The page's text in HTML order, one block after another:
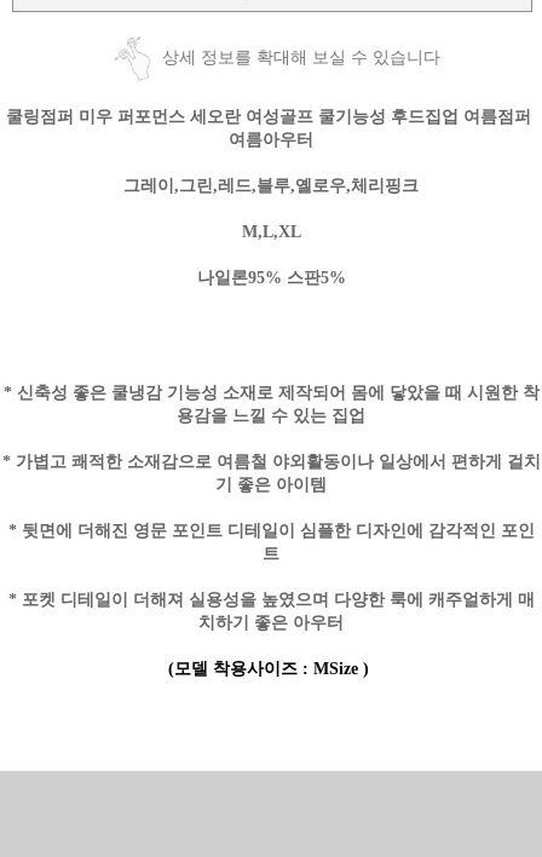
상세 정보를 확대해 보실 수 있습니다
쿨링점퍼 미우 퍼포먼스 세오란 여성골프 쿨기능성 후드집업 여름점퍼
여름아우터
그레이,그린,레드,블루,옐로우,체리핑크
M,L,XL
나일론95% 스판5%
* 신축성 좋은 쿨냉감 기능성 소재로 제작되어 몸에 닿았을 때 시원한 착
용감을 느낄 수 있는 집업
* 가볍고 쾌적한 소재감으로 여름철 야외활동이나 일상에서 편하게 걸치
기 좋은 아이템
* 뒷면에 더해진 영문 포인트 디테일이 심플한 디자인에 감각적인 포인
트
* 포켓 디테일이 더해져 실용성을 높였으며 다양한 룩에 캐주얼하게 매
치하기 좋은 아우터
(모델 착용사이즈 : MSize )